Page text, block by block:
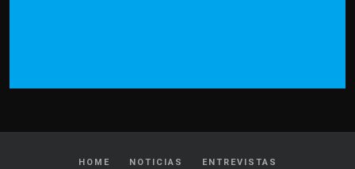
HOME NOTICIAS
ENTREVISTAS